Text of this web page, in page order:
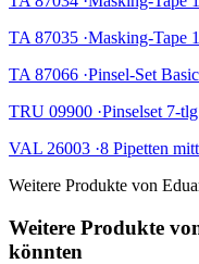
TA 87035 ·Masking-Tape
TA 87066 ·Pinsel-Set
TRU 09900 ·Pinselset 7-
VAL 26003 ·8 Pipetten
Weitere Produkte von
Weitere Produkte
könnten